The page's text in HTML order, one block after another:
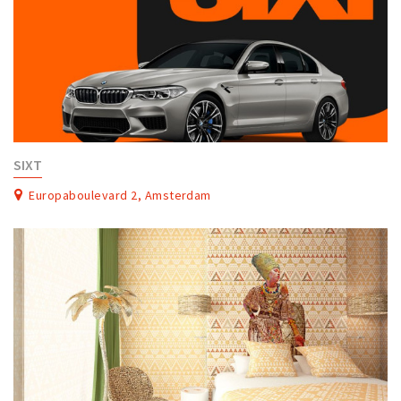
SIXT
Europaboulevard 2, Amsterdam